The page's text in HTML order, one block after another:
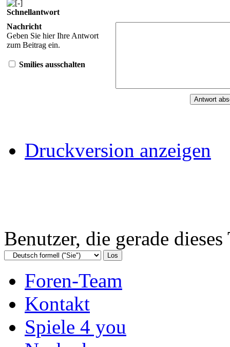
Schnellantwort
Nachricht
Geben Sie hier Ihre Antwort
zum Beitrag ein.
Smilies ausschalten
Druckversion anzeigen
Benutzer, die gerade
Foren-Team
Kontakt
Spiele 4 you